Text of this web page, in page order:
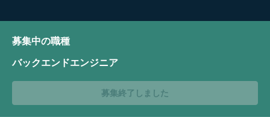
募集中の職種
バックエンドエンジニア
募集終了しました